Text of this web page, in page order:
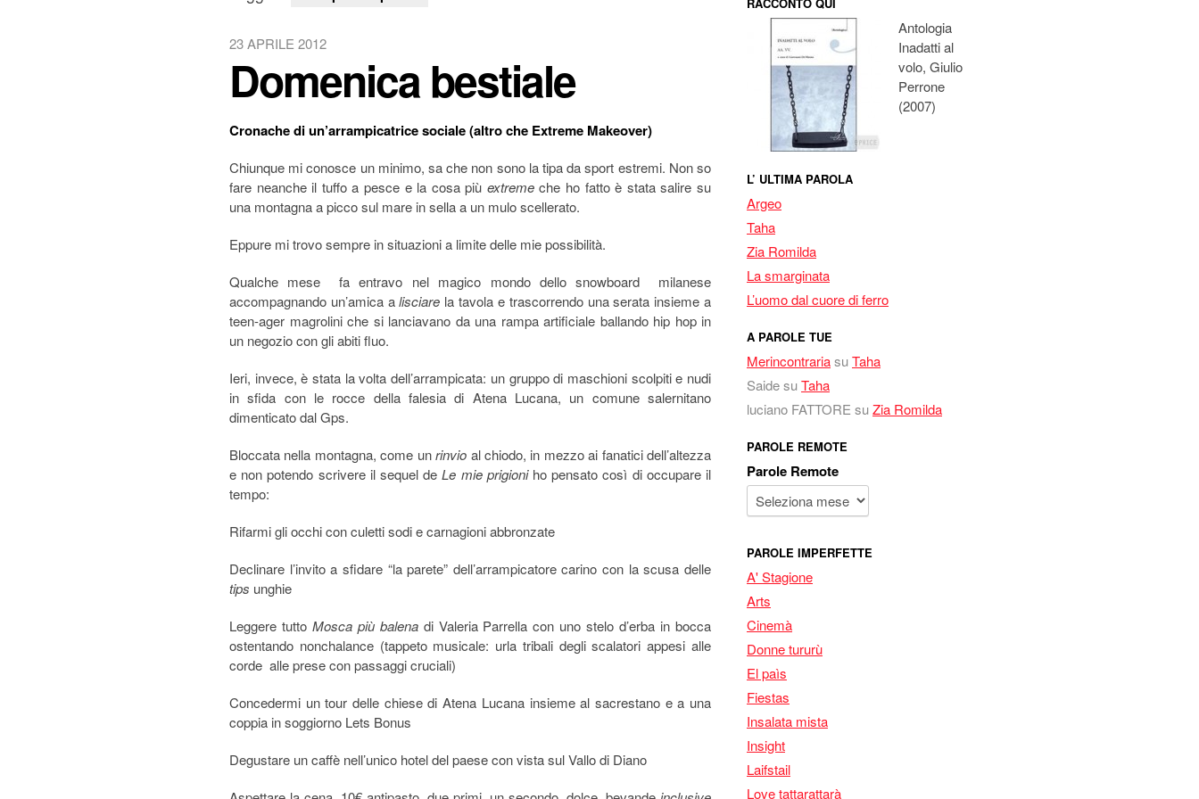
23 APRILE 2012
Domenica bestiale
Cronache di un’arrampicatrice sociale (altro che Extreme Makeover)
Chiunque mi conosce un minimo, sa che non sono la tipa da sport estremi. Non so
fare neanche il tuffo a pesce e la cosa più extremeche ho fatto è stata salire su
una montagna a picco sul mare in sella a un mulo scellerato.
Eppure mi trovo sempre in situazioni a limite delle mie possibilità.
Qualche mese fa entravo nel magico mondo dello snowboard milanese
accompagnando un’amica alisciare la tavola e trascorrendo una serata insieme a
teen-ager magrolini che si lanciavano da una rampa artificiale ballando hip hop in
un negozio con gli abiti fluo.
Ieri, invece, è stata la volta dell’arrampicata: un gruppo di maschioni scolpiti e nudi
in sfida con le rocce della falesia di Atena Lucana, un comune salernitano
dimenticato dal Gps.
Bloccata nella montagna, come unrinvio al chiodo, in mezzo ai fanatici dell’altezza
e non potendo scrivere il sequel deLe mie prigioniho pensato così di occupare il
tempo:
Rifarmi gli occhi con culetti sodi e carnagioni abbronzate
Declinare l’invito a sfidare “la parete” dell’arrampicatore carino con la scusa delle
tips unghie
Leggere tutto Mosca più balenadi Valeria Parrella con uno stelo d’erba in bocca
ostentando nonchalance (tappeto musicale: urla tribali degli scalatori appesi alle
corde alle prese con passaggi cruciali)
Concedermi un tour delle chiese di Atena Lucana insieme al sacrestano e a una
coppia in soggiorno Lets Bonus
Degustare un caffè nell’unico hotel del paese con vista sul Vallo di Diano
Antologia
Inadatti al
volo, Giulio
Perrone
(2007)
L’ ULTIMA PAROLA
Argeo
Taha
Zia Romilda
La smarginata
L’uomo dal cuore di ferro
A PAROLE TUE
MerincontrariasuTaha
SaidesuTaha
luciano FATTORE suZia Romilda
PAROLE REMOTE
Parole Remote
PAROLE IMPERFETTE
A' Stagione
Arts
Cinemà
Donne tururù
El paìs
Fiestas
Insalata mista
Insight
Laifstail
Love tattarattarà